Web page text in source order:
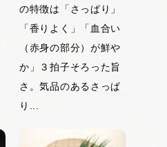
の特徴は「さっぱり」
「香りよく」「血合い
（赤身の部分）が鮮や
か」３拍子そろった旨
さ。気品のあるさっぱ
り...